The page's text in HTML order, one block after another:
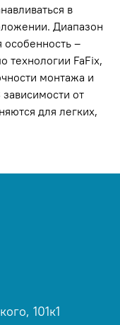
в
Диапазон
особенность –
технологии FaFix,
монтажа и
от
для легких,
101к1